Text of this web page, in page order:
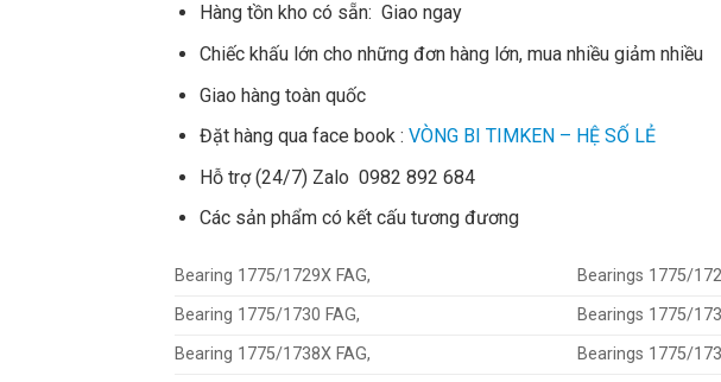
Hàng tồn kho có sẵn: Giao ngay
Chiếc khấu lớn cho những đơn hàng lớn, mua nhiều giảm nhiều
Giao hàng toàn quốc
Đặt hàng qua face book : VÒNG BI TIMKEN – HỆ SỐ LẺ
Hỗ trợ (24/7) Zalo 0982 892 684
Các sản phẩm có kết cấu tương đương
Bearing 1775/1729X FAG, Bearings 1775/
Bearing 1775/1730 FAG,
Bearings 1775/
Bearing 1775/1738X FAG,
Bearings 1775/